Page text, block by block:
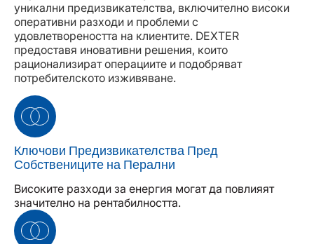
уникални предизвикателства, включително високи
оперативни разходи и проблеми с
удовлетвореността на клиентите. DEXTER
предоставя иновативни решения, които
рационализират операциите и подобряват
потребителското изживяване.
Ключови Предизвикателства Пред
Собствениците на Перални
Високите разходи за енергия могат да повлияят
значително на рентабилността.